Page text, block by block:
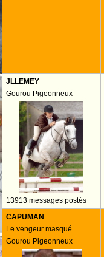
JLLEMEY
Gourou Pigeonneux
13913 messages postés
CAPUMAN
Le vengeur masqué
Gourou Pigeonneux